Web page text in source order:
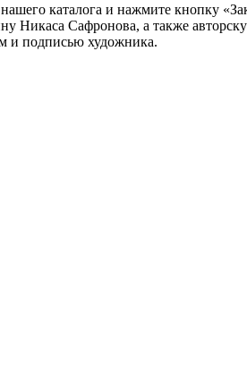
каталога и нажмите кнопку
Никаса Сафронова, а также
и подписью художника.